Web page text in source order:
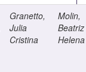
Granetto,
Julia
Cristina
Molin,
Beatriz